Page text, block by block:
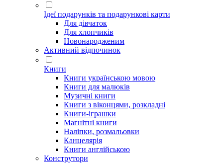
Ідеї ​​подарунків та подарункові карти
Для дівчаток
Для хлопчиків
Новонародженим
Активний відпочинок
Книги
Книги українською мовою
Книги для малюків
Музичні книги
Книги з віконцями, розкладні
Книги-іграшки
Магнітні книги
Наліпки, розмальовки
Канцелярія
Книги англійською
Конструтори